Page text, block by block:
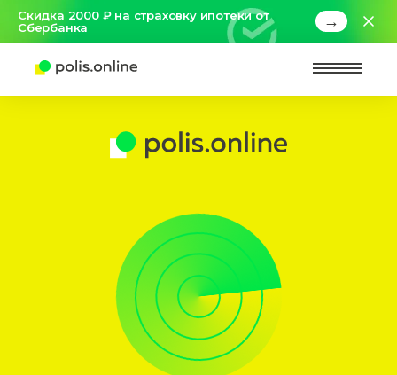
Скидка 2000 ₽ на страховку ипотеки от
Сбербанка
→